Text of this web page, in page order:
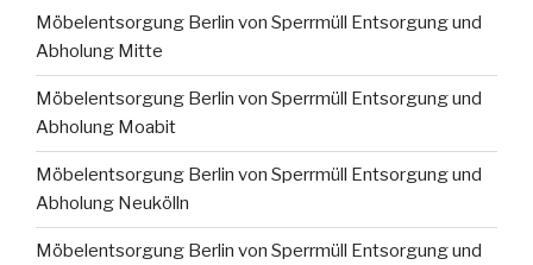
Möbelentsorgung Berlin von Sperrmüll Entsorgung und
Abholung Mitte
Möbelentsorgung Berlin von Sperrmüll Entsorgung und
Abholung Moabit
Möbelentsorgung Berlin von Sperrmüll Entsorgung und
Abholung Neukölln
Möbelentsorgung Berlin von Sperrmüll Entsorgung und